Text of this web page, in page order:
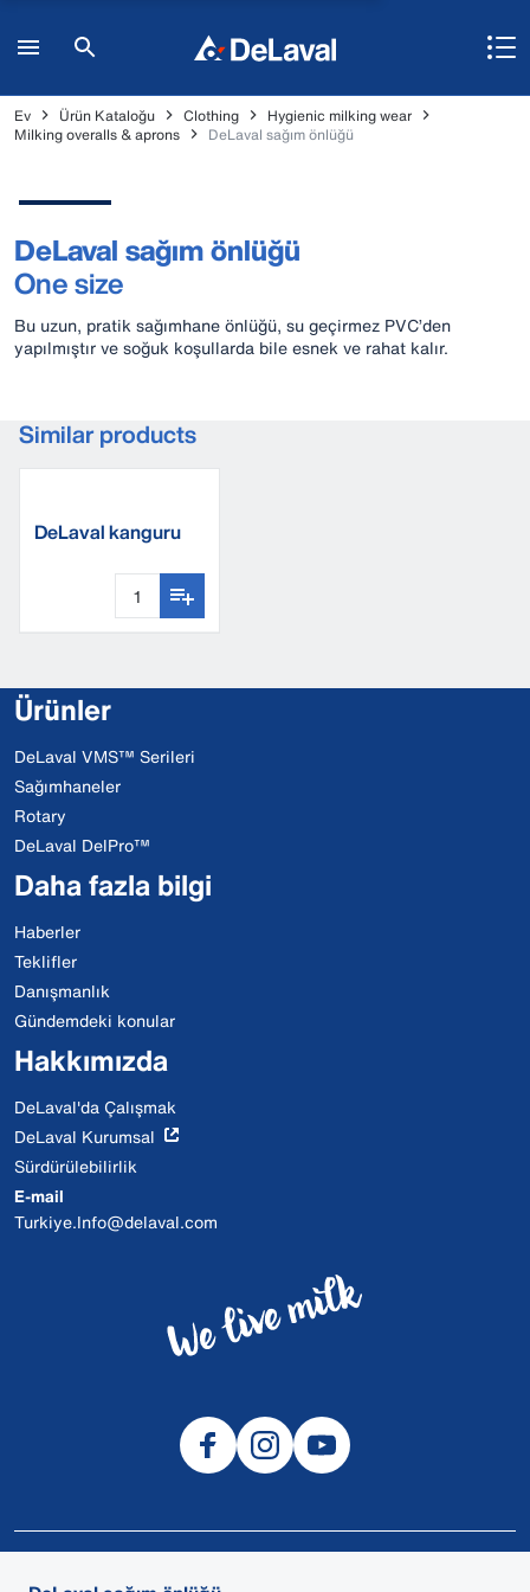
Ev Ürün Kataloğu Clothing
Hygienic milking wear
Milking overalls & aprons
DeLaval sağım önlüğü
DeLaval sağım önlüğü
One size
Bu uzun, pratik sağımhane önlüğü, su geçirmez PVC’den
yapılmıştır ve soğuk koşullarda bile esnek ve rahat kalır.
Similar products
DeLaval kanguru
Ürünler
DeLaval VMS™ Serileri
Sağımhaneler
Rotary
DeLaval DelPro™
Daha fazla bilgi
Haberler
Teklifler
Danışmanlık
Gündemdeki konular
Hakkımızda
DeLaval'da Çalışmak
DeLaval Kurumsal
Sürdürülebilirlik
E-mail
Turkiye.Info@delaval.com
© 2026 DeLaval